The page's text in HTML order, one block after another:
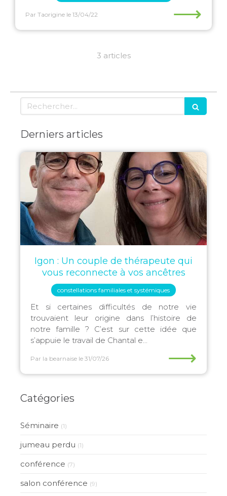
Par Taorigine le 13/04/22 ⟶
3 articles
Rechercher
Derniers articles
Igon : Un couple de thérapeute qui
vous reconnecte à vos ancêtres
constellations familiales et systémiques
Et si certaines difficultés de notre vie
trouvaient leur origine dans l’histoire de
notre famille ? C’est sur cette idée que
s’appuie le travail de Chantal e...
Par la bearnaise le 31/07/26 ⟶
Catégories
Séminaire (1)
jumeau perdu (1)
conférence (7)
salon conférence (9)